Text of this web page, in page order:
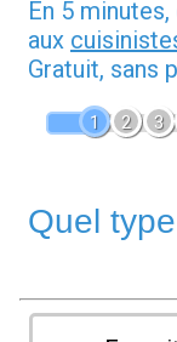
En 5
aux
Gratuit, sans
1 2 3
Quel